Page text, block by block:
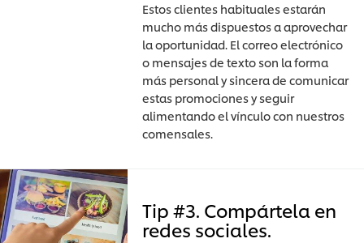
Estos clientes habituales estarán
mucho más dispuestos a aprovechar
la oportunidad. El correo electrónico
o mensajes de texto son la forma
más personal y sincera de comunicar
estas promociones y seguir
alimentando el vínculo con nuestros
comensales.
Tip #3. Compártela en
redes sociales.